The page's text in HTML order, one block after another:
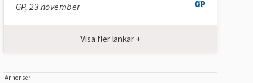
GP, 23 november
Visa fler länkar +
Annonser